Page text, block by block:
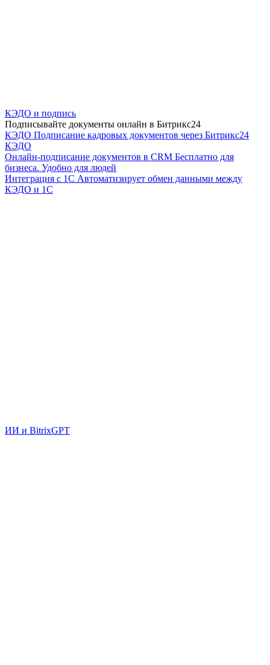
КЭДО и подпись
Подписывайте документы онлайн в Битрикс24
КЭДО Подписание кадровых документов через Битрикс24
КЭДО
Онлайн-подписание документов в CRM Бесплатно для
бизнеса. Удобно для людей
Интеграция с 1С Автоматизирует обмен данными между
КЭДО и 1С
ИИ и BitrixGPT